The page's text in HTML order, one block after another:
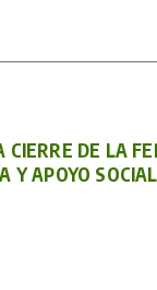
CIERRE DE LA
Y APOYO SOCIAL